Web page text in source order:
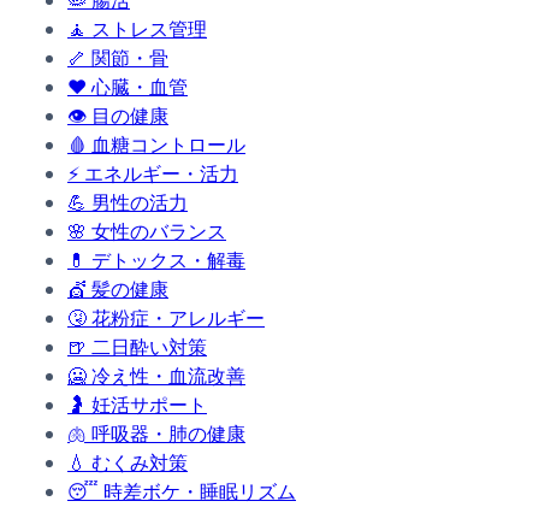
🧘 ストレス管理
🦴 関節・骨
❤️ 心臓・血管
👁️ 目の健康
🩸 血糖コントロール
⚡ エネルギー・活力
💪 男性の活力
🌸 女性のバランス
💊 デトックス・解毒
💇 髪の健康
🤧花粉症・アレルギー
🍺 二日酔い対策
🥶冷え性・血流改善
🤰 妊活サポート
🫁 呼吸器・肺の健康
💧 むくみ対策
😴 時差ボケ・睡眠リズム